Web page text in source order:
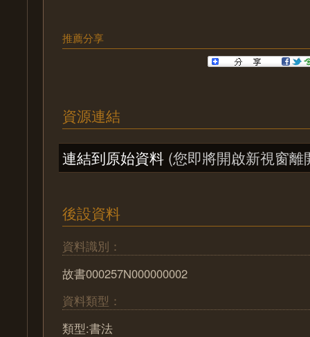
推薦分享
資源連結
連結到原始資料 (您即將開啟新視窗離
後設資料
資料識別：
故書000257N000000002
資料類型：
類型:書法